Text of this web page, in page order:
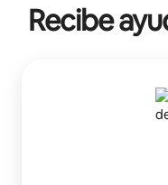
Recibe